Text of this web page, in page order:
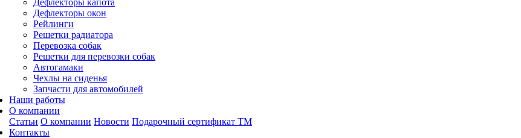
Дефлекторы капота
Дефлекторы окон
Рейлинги
Решетки радиатора
Перевозка собак
Решетки для перевозки собак
Автогамаки
Чехлы на сиденья
Запчасти для автомобилей
Наши работы
О компании
Статьи О компании Новости Подарочный сертификат ТМ
Контакты